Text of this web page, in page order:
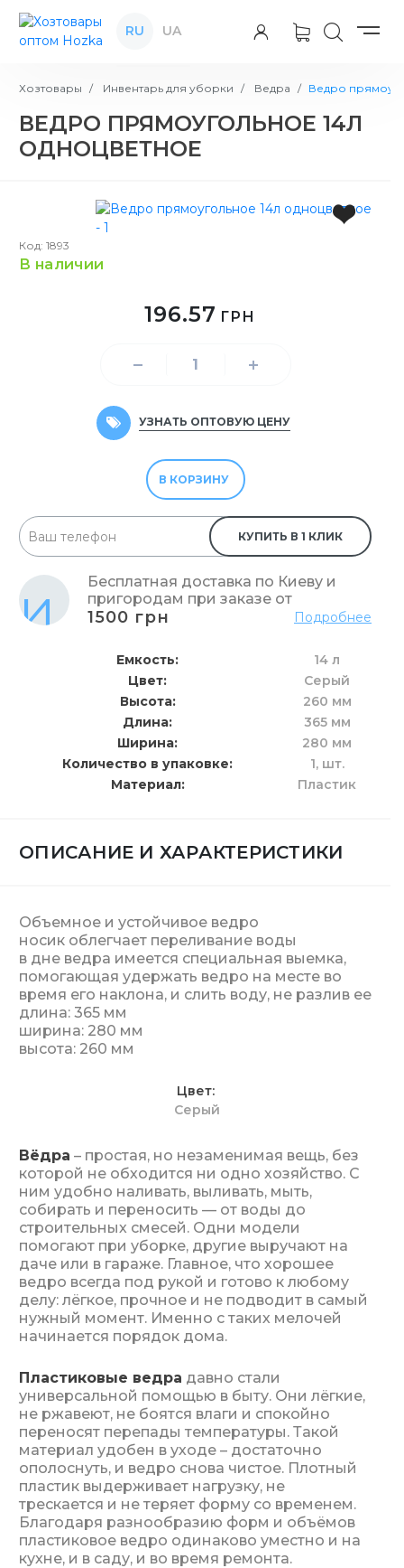
RU UA
Хозтовары Инвентарь для уборки Ведра Ведро
ВЕДРО ПРЯМОУГОЛЬНОЕ 14Л
ОДНОЦВЕТНОЕ
Код: 1893
в наличии
196.57 ГРН
УЗНАТЬ ОПТОВУЮ ЦЕНУ
В КОРЗИНУ
КУПИТЬ В 1 КЛИК
Бесплатная доставка по Киеву и
пригородам при заказе от
1500 грн Подробнее
Емкость
14 л
Цвет
Серый
Высота
260 мм
Длина
365 мм
Ширина
280 мм
Количество в упаковке
1, шт.
Материал
Пластик
ОПИСАНИЕ И ХАРАКТЕРИСТИКИ
Объемное и устойчивое ведро
носик облегчает переливание воды
в дне ведра имеется специальная выемка,
помогающая удержать ведро на месте во
время его наклона, и слить воду, не разлив ее
длина: 365 мм
ширина: 280 мм
высота: 260 мм
Цвет
Серый
Вёдра – простая, но незаменимая вещь, без
которой не обходится ни одно хозяйство. С
ним удобно наливать, выливать, мыть,
собирать и переносить — от воды до
строительных смесей. Одни модели
помогают при уборке, другие выручают на
даче или в гараже. Главное, что хорошее
ведро всегда под рукой и готово к любому
делу: лёгкое, прочное и не подводит в самый
нужный момент. Именно с таких мелочей
начинается порядок дома.
Пластиковые ведра давно стали
универсальной помощью в быту. Они лёгкие,
не ржавеют, не боятся влаги и спокойно
переносят перепады температуры. Такой
материал удобен в уходе – достаточно
ополоснуть, и ведро снова чистое. Плотный
пластик выдерживает нагрузку, не
трескается и не теряет форму со временем.
Благодаря разнообразию форм и объёмов
пластиковое ведро одинаково уместно и на
кухне, и в саду, и во время ремонта.